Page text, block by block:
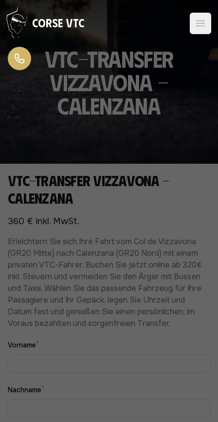
Zum Inhalt springen
Corse VTC
VTC-Transfer
Vizzavona -
Calenzana
VTC-Transfer Vizzavona -
Calenzana
360 € inkl. MwSt.
Erleichtern Sie sich Ihre Fahrt vom Col de Vizzavona
(GR20 Mitte) nach Calenzana (GR20 Nord) mit einem
privaten VTC-Fahrer. Buchen Sie jetzt online ab 320€
inkl. Steuern und vermeiden Sie den Ärger mit Bussen
und Taxis. Wählen Sie das passende Fahrzeug für Ihre
Passagiere und Ihr Gepäck, legen Sie Uhrzeit und
Datum fest und genießen Sie einen persönlichen, im
Voraus bezahlten und sorgenfreien Transfer.
Vorname*
Nachname*